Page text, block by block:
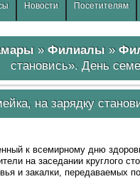
Новости Посетителям
»Филиалы »
становись». День
на зарядку
к всемирному дню
на заседании круглого
и закалки, передаваемых